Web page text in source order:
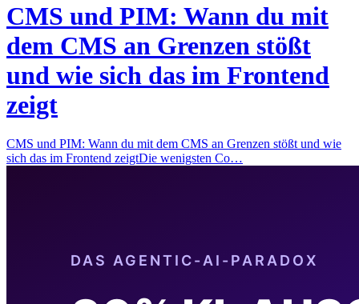
CMS und PIM: Wann du mit
dem CMS an Grenzen stößt
und wie sich das im Frontend
zeigt
CMS und PIM: Wann du mit dem CMS an Grenzen stößt und wie
sich das im Frontend zeigtDie wenigsten Co…